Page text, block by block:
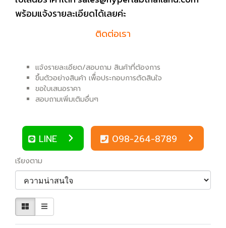
พร้อมแจ้งรายละเอียดได้เลยค่ะ
ติดต่อเรา
แจ้งรายละเอียด/สอบถาม สินค้าที่ต้องการ
ขึ้นตัวอย่างสินค้า เพิื่อประกอบการตัดสินใจ
ขอใบเสนอราคา
สอบถามเพิ่มเติมอื่นๆ
LINE 098-264-8789
เรียงตาม